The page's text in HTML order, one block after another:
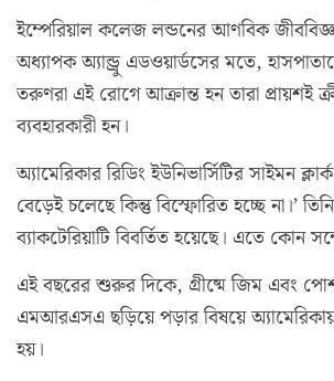
ইম্পেরিয়াল কলেজ লন্ডনের আণবিক
অধ্যাপক অ্যান্ড্রু এডওয়ার্ডসের মতে,
তরুণরা এই রোগে আক্রান্ত হন তারা প্রায়শই
ব্যবহারকারী হন।
অ্যামেরিকার রিডিং ইউনিভার্সিটির সাইমন
বেড়েই চলেছে কিন্তু বিস্ফোরিত হচ্ছে না।’
ব্যাকটেরিয়াটি বিবর্তিত হয়েছে। এতে কোন
এই বছরের শুরুর দিকে, গ্রীষ্মে জিম এবং
এমআরএসএ ছড়িয়ে পড়ার বিষয়ে
হয়।